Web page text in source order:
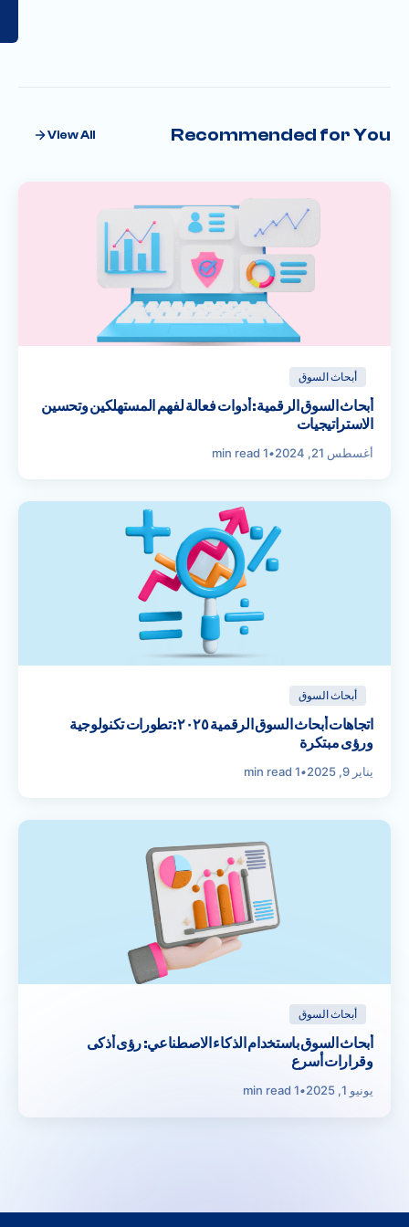
Recommended for You
View All
أبحاث السوق
أبحاث السوق الرقمية: أدوات فعالة لفهم المستهلكين وتحسين
الاستراتيجيات
أغسطس 21, 2024 •
1 min read
أبحاث السوق
اتجاهات أبحاث السوق الرقمية ٢٠٢٥: تطورات تكنولوجية
ورؤى مبتكرة
يناير 9, 2025 •
1 min read
أبحاث السوق
أبحاث السوق باستخدام الذكاء الاصطناعي: رؤى أذكى
وقرارات أسرع
يونيو 1, 2025 •
1 min read